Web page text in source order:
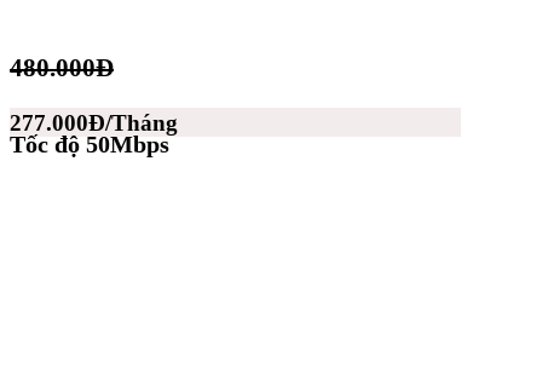
480.000Đ
277.000Đ/Tháng
Tốc độ 50Mbps